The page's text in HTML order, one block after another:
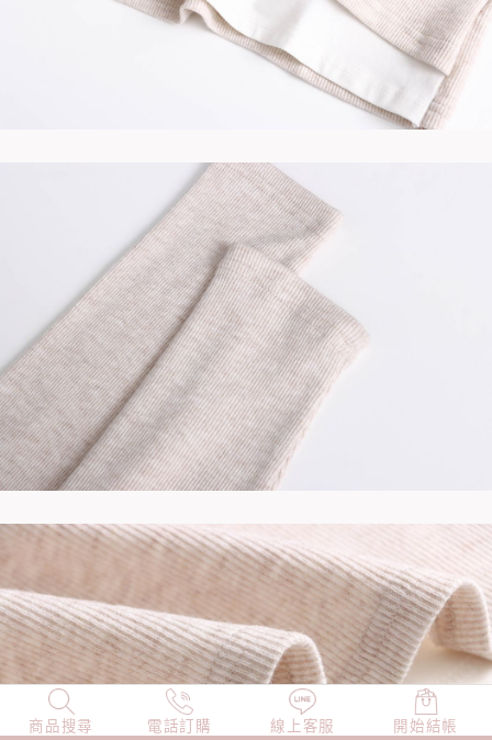
商品搜尋 電話訂購 線上客服 開始結帳
NEW 店長精選 TOP100 小編穿搭